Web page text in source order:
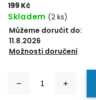
199 Kč
Skladem (2 ks)
Můžeme doručit do:
11.8.2026
Možnosti doručení